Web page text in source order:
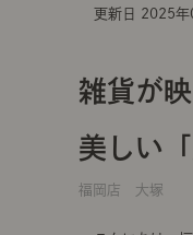
更新日 2025
雑貨が
美しい
福岡店 大塚